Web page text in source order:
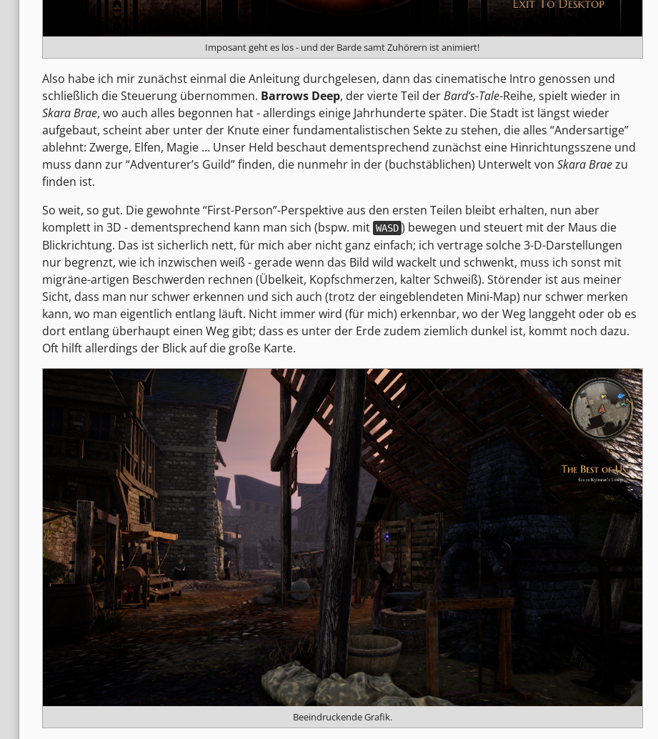
Imposant geht es los - und der Barde samt Zuhörern ist animiert!
Also habe ich mir zunächst einmal die Anleitung durchgelesen, dann das cinematische Intro genossen und
schließlich die Steuerung übernommen. Barrows Deep, der vierte Teil derBard’s-Tale-Reihe, spielt wieder in
Skara Brae, wo auch alles begonnen hat - allerdings einige Jahrhunderte später. Die Stadt ist längst wieder
aufgebaut, scheint aber unter der Knute einer fundamentalistischen Sekte zu stehen, die alles “Andersartige”
ablehnt: Zwerge, Elfen, Magie … Unser Held beschaut dementsprechend zunächst eine Hinrichtungsszene und
muss dann zur “Adventurer’s Guild” finden, die nunmehr in der (buchstäblichen) Unterwelt von Skara Braezu
finden ist.
So weit, so gut. Die gewohnte “First-Person”-Perspektive aus den ersten Teilen bleibt erhalten, nun aber
komplett in 3D - dementsprechend kann man sich (bspw. mit WASD ) bewegen und steuert mit der Maus die
Blickrichtung. Das ist sicherlich nett, für mich aber nicht ganz einfach; ich vertrage solche 3-D-Darstellungen
nur begrenzt, wie ich inzwischen weiß - gerade wenn das Bild wild wackelt und schwenkt, muss ich sonst mit
migräne-artigen Beschwerden rechnen (Übelkeit, Kopfschmerzen, kalter Schweiß). Störender ist aus meiner
Sicht, dass man nur schwer erkennen und sich auch (trotz der eingeblendeten Mini-Map) nur schwer merken
kann, wo man eigentlich entlang läuft. Nicht immer wird (für mich) erkennbar, wo der Weg langgeht oder ob es
dort entlang überhaupt einen Weg gibt; dass es unter der Erde zudem ziemlich dunkel ist, kommt noch dazu.
Oft hilft allerdings der Blick auf die große Karte.
Beeindruckende Grafik.